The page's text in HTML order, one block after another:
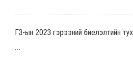
ГЗ-ын 2023 гэрээний биелэлтийн
...